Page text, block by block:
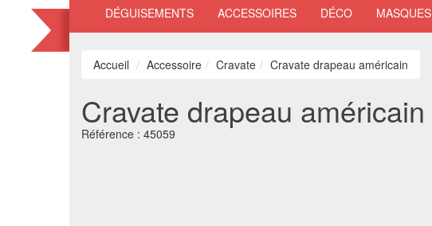
DÉGUISEMENTS ACCESSOIRES DÉCO MASQUES
Accueil Accessoire Cravate Cravate drapeau américain
Cravate drapeau américain
Référence : 45059